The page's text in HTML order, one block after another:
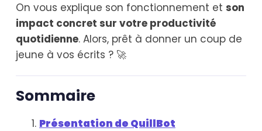
On vous explique son fonctionnement et son
impact concret sur votre productivité
quotidienne. Alors, prêt à donner un coup de
jeune à vos écrits ? 🚀
Sommaire
Présentation de QuillBot